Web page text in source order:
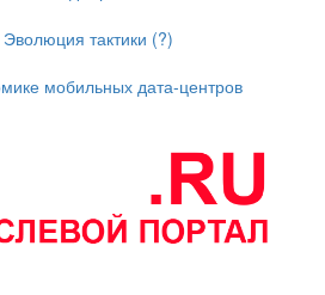
тактики (?)
мобильных дата-центров